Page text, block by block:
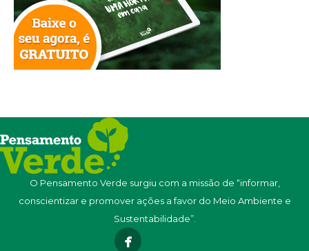
O Pensamento Verde surgiu com a missão de “informar,
conscientizar e promover ações a favor do Meio Ambiente e
Sustentabilidade”.